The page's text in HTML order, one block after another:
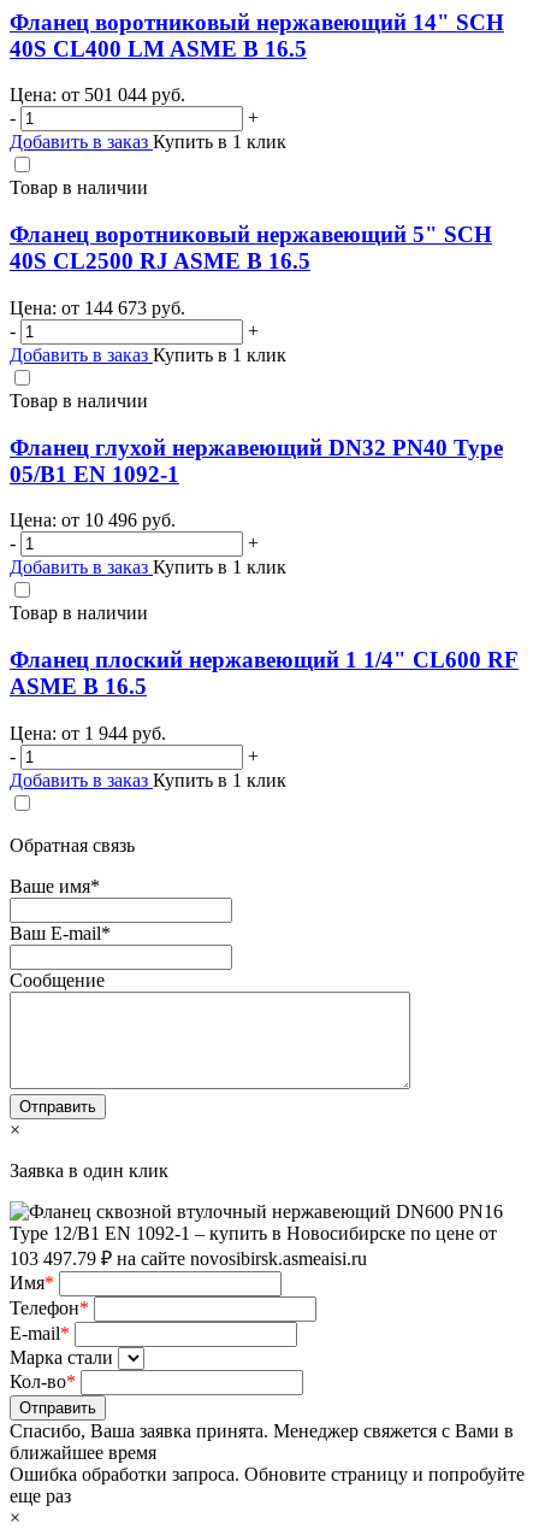
Фланец воротниковый нержавеющий 14" SCH
40S CL400 LM ASME B 16.5
Цена: от 501 044 руб.
-
+
Добавить в заказ Купить в 1 клик
Товар в наличии
Фланец воротниковый нержавеющий 5" SCH
40S CL2500 RJ ASME B 16.5
Цена: от 144 673 руб.
-
+
Добавить в заказ Купить в 1 клик
Товар в наличии
Фланец глухой нержавеющий DN32 PN40 Type
05/B1 EN 1092-1
Цена: от 10 496 руб.
-
+
Добавить в заказ Купить в 1 клик
Товар в наличии
Фланец плоский нержавеющий 1 1/4" CL600 RF
ASME B 16.5
Цена: от 1 944 руб.
-
+
Добавить в заказ Купить в 1 клик
Обратная связь
Ваше имя*
Ваш E-mail*
Сообщение
×
Заявка в один клик
Имя*
Телефон*
E-mail*
Марка стали
Кол-во*
Отправить
Спасибо, Ваша заявка принята. Менеджер свяжется с Вами в
ближайшее время
Ошибка обработки запроса. Обновите страницу и попробуйте
еще раз
×